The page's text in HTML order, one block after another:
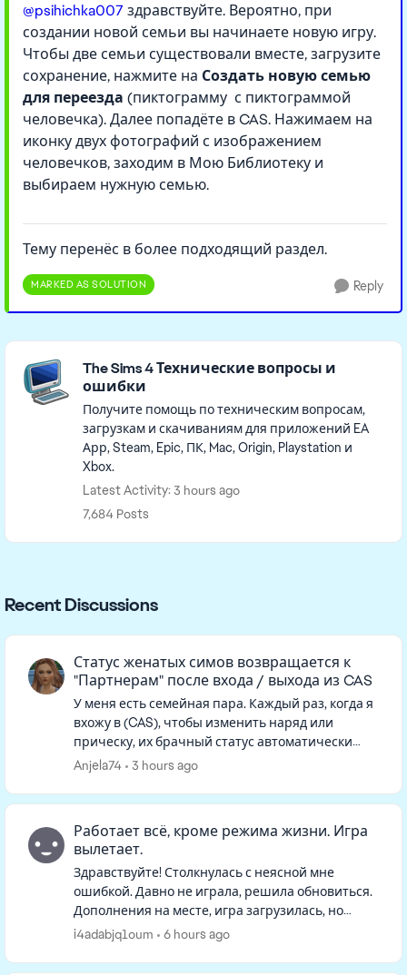
@psihichka007 здравствуйте. Вероятно, при
создании новой семьи вы начинаете новую игру.
Чтобы две семьи существовали вместе, загрузите
сохранение, нажмите на Создать новую семью
для переезда (пиктограмму с пиктограммой
человечка). Далее попадёте в CAS. Нажимаем на
иконку двух фотографий с изображением
человечков, заходим в Мою Библиотеку и
выбираем нужную семью.
Тему перенёс в более подходящий раздел.
MARKED AS SOLUTION Reply
Featured Places
The Sims 4 Технические вопросы и
ошибки
Получите помощь по техническим вопросам,
загрузкам и скачиваниям для приложений EA
Арр, Steam, Epic, ПК, Mac, Origin, Playstation и
Xbox.
Latest Activity: 3 hours ago
7,684 Posts
Recent Discussions
Статус женатых симов возвращается к
"Партнерам" после входа / выхода из CAS
У меня есть семейная пара. Каждый раз, когда я
вхожу в (CAS), чтобы изменить наряд или
прическу, их брачный статус автоматически
удаляется. Когда я возвращаюсь в режим
Anjela74 3 hours ago
Работает всё, кроме режима жизни. Игра
вылетает.
Здравствуйте! Столкнулась с неясной мне
ошибкой. Давно не играла, решила обновиться.
Дополнения на месте, игра загрузилась, но
семьи на начальном экране не оказалось. При
i4adabjq1oum 6 hours ago